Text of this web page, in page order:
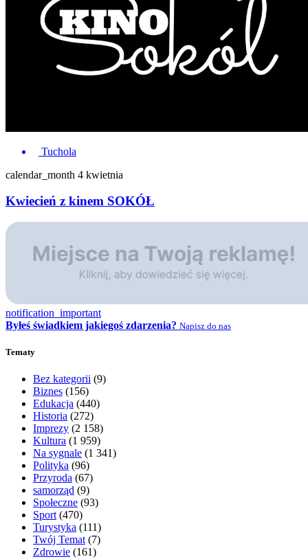
Tuchola
calendar_month 4 kwietnia
Kwiecień z kinem SOKÓŁ
notification_important
Byłeś świadkiem jakiegoś zdarzenia? Napisz do nas
Tematy
Bez kategorii (9)
Biznes (156)
Edukacja (440)
Historia (272)
Imprezy (2 158)
Kultura (1 959)
Na sygnale (1 341)
Polityka (96)
Przyroda (67)
samorząd (9)
Społeczne (93)
Sport(470)
Turystyka (111)
Twój Temat(7)
Zdrowie (161)